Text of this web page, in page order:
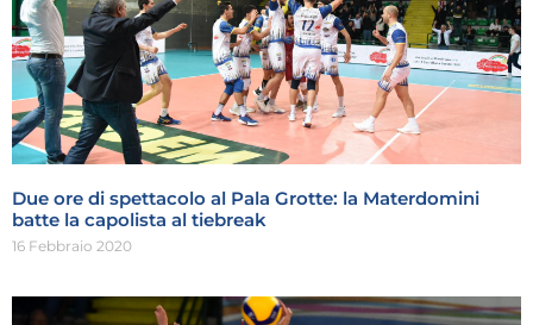
Due ore di spettacolo al Pala Grotte: la Materdomini
batte la capolista al tiebreak
16 Febbraio 2020